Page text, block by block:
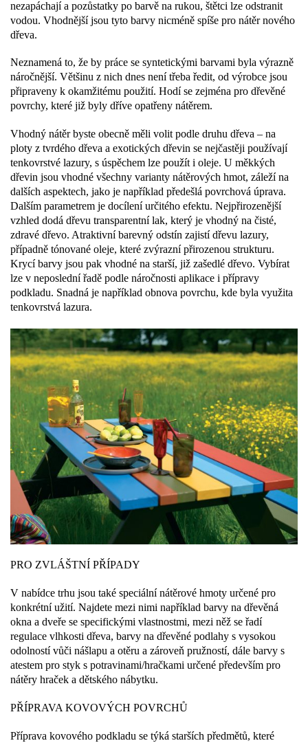
nezapáchají a pozůstatky po barvě na rukou, štětci lze odstranit
vodou. Vhodnější jsou tyto barvy nicméně spíše pro nátěr nového
dřeva.
Neznamená to, že by práce se syntetickými barvami byla výrazně
náročnější. Většinu z nich dnes není třeba ředit, od výrobce jsou
připraveny k okamžitému použití. Hodí se zejména pro dřevěné
povrchy, které již byly dříve opatřeny nátěrem.
Vhodný nátěr byste obecně měli volit podle druhu dřeva – na
ploty z tvrdého dřeva a exotických dřevin se nejčastěji používají
tenkovrstvé lazury, s úspěchem lze použít i oleje. U měkkých
dřevin jsou vhodné všechny varianty nátěrových hmot, záleží na
dalších aspektech, jako je například předešlá povrchová úprava.
Dalším parametrem je docílení určitého efektu. Nejpřirozenější
vzhled dodá dřevu transparentní lak, který je vhodný na čisté,
zdravé dřevo. Atraktivní barevný odstín zajistí dřevu lazury,
případně tónované oleje, které zvýrazní přirozenou strukturu.
Krycí barvy jsou pak vhodné na starší, již zašedlé dřevo. Vybírat
lze v neposlední řadě podle náročnosti aplikace i přípravy
podkladu. Snadná je například obnova povrchu, kde byla využita
tenkovrstvá lazura.
PRO ZVLÁŠTNÍ PŘÍPADY
V nabídce trhu jsou také speciální nátěrové hmoty určené pro
konkrétní užití. Najdete mezi nimi například barvy na dřevěná
okna a dveře se specifickými vlastnostmi, mezi něž se řadí
regulace vlhkosti dřeva, barvy na dřevěné podlahy s vysokou
odolností vůči nášlapu a otěru a zároveň pružností, dále barvy s
atestem pro styk s potravinami/hračkami určené především pro
nátěry hraček a dětského nábytku.
PŘÍPRAVA KOVOVÝCH POVRCHŮ
Příprava kovového podkladu se týká starších předmětů, které